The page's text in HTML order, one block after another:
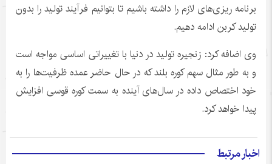
برنامه ‌ریزی‌های لازم را داشته باشیم تا بتوانیم فرآیند تولید را بدون
تولید کربن ادامه دهیم.
وی اضافه کرد: زنجیره تولید در دنیا با تغییراتی اساسی مواجه است
و به طور مثال سهم کوره بلند که در حال حاضر عمده ظرفیت‌ها را به
خود اختصاص داده در سال‌های آینده به سمت کوره قوسی افزایش
پیدا خواهد کرد.
اخبار مرتبط